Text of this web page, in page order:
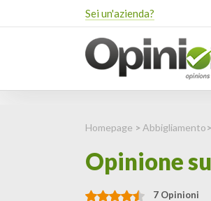
Sei un'azienda?
Homepage > Abbigliamento>
Opinione
7 Opinioni